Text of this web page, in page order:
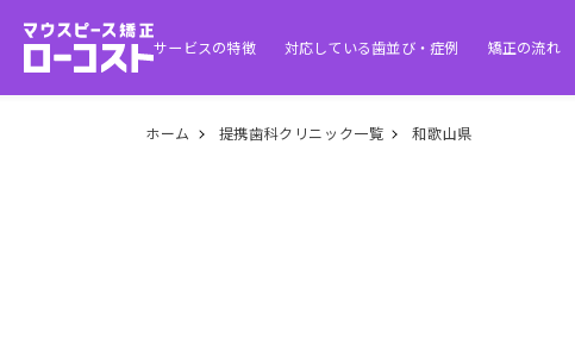
サービスの特徴 対応している歯並び・症例 矯正の流れ
ホーム 提携歯科クリニック一覧 和歌山県